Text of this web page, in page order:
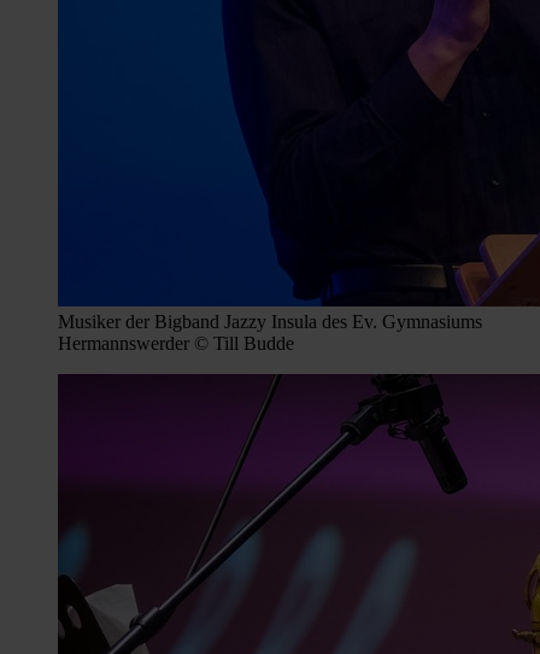
Musiker der Bigband Jazzy Insula des Ev. Gymnasiums
Hermannswerder © Till Budde